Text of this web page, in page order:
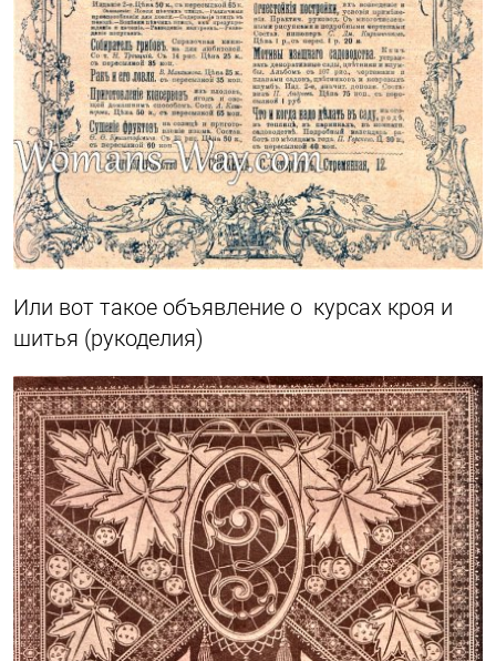
Или вот такое объявление о курсах кроя и
шитья (рукоделия)